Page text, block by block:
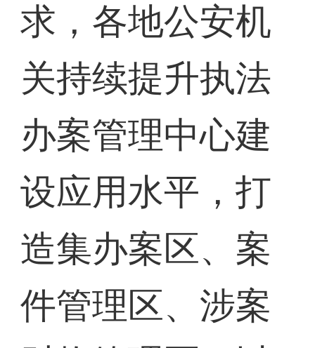
求，各地公安机
关持续提升执法
办案管理中心建
设应用水平，打
造集办案区、案
件管理区、涉案